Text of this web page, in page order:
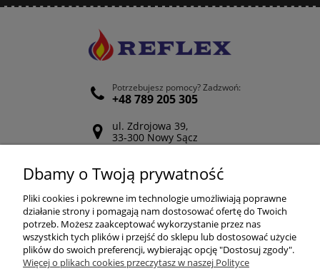
Potrzebujesz pomocy? Zadzwoń:
+48 789 205 305
ul. Zdrojowa 39,
33-300 Nowy Sącz
Odwiedź nasz Facebook
POMOC
ZAKUPY
Dbamy o Twoją prywatność
Pliki cookies i pokrewne im technologie umożliwiają poprawne
działanie strony i pomagają nam dostosować ofertę do Twoich
potrzeb. Możesz zaakceptować wykorzystanie przez nas
wszystkich tych plików i przejść do sklepu lub dostosować użycie
plików do swoich preferencji, wybierając opcję "Dostosuj zgody".
Więcej o plikach cookies przeczytasz w naszej Polityce